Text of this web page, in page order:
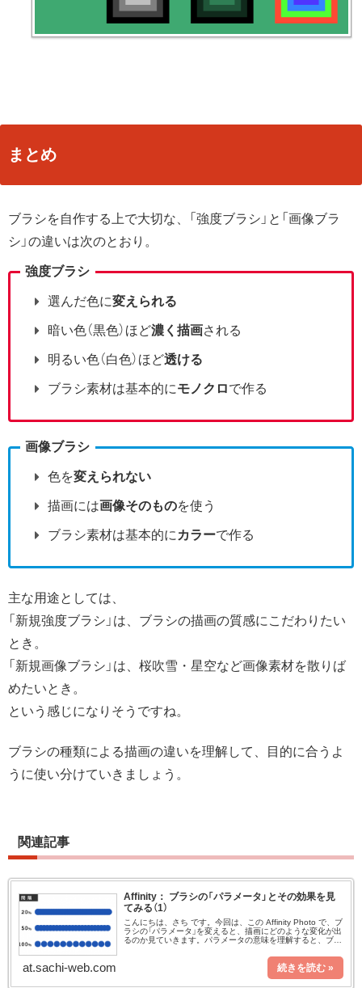
まとめ
ブラシを自作する上で大切な、「強度ブラシ」と「画像ブラ
シ」の違いは次のとおり。
強度ブラシ
選んだ色に変えられる
暗い色（黒色）ほど濃く描画される
明るい色（白色）ほど透ける
ブラシ素材は基本的にモノクロで作る
画像ブラシ
色を変えられない
描画には画像そのものを使う
ブラシ素材は基本的に カラーで作る
主な用途としては、
「新規強度ブラシ」は、ブラシの描画の質感にこだわりたい
とき。
「新規画像ブラシ」は、桜吹雪・星空など画像素材を散りば
めたいとき。
という感じになりそうですね。
ブラシの種類による描画の違いを理解して、目的に合うよ
うに使い分けていきましょう。
関連記事
Affinity： ブラシの「パラメータ」とその効果を見
てみる（1）
こんにちは、さち です。今回は、この Affinity Photo で、ブ
ラシの「パラメータ」を変えると、描画にどのような変化が出
るのか見ていきます。パラメータの意味を理解すると、ブラ
at.sachi-web.com